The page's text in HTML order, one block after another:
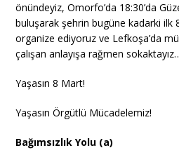
önündeyiz, Omorfo’da 18:30’da
buluşarak şehrin bugüne kadarki ilk
organize ediyoruz ve Lefkoşa’da
çalışan anlayışa rağmen
Yaşasın 8 Mart!
Yaşasın Örgütlü Mücadelemiz!
Bağımsızlık Yolu (a)